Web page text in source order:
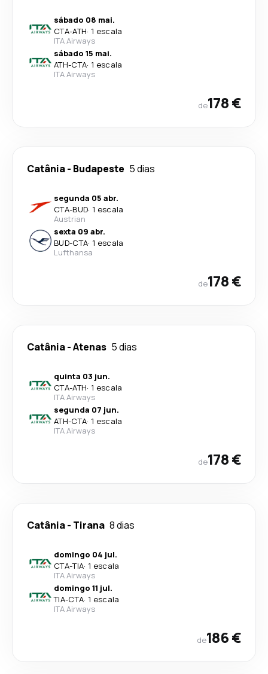
sábado 08 mai.
CTA-ATH· 1 escala
ITA Airways
sábado 15 mai.
ATH-CTA· 1 escala
ITA Airways
de178 €
Catânia- Budapeste 5 dias
segunda 05 abr.
CTA-BUD· 1 escala
Austrian
sexta 09 abr.
BUD-CTA· 1 escala
Lufthansa
de178 €
Catânia-Atenas 5 dias
quinta 03 jun.
CTA-ATH· 1 escala
ITA Airways
segunda 07 jun.
ATH-CTA· 1 escala
ITA Airways
de178 €
Catânia- Tirana 8 dias
domingo 04 jul.
CTA-TIA· 1 escala
ITA Airways
domingo 11 jul.
TIA-CTA· 1 escala
ITA Airways
de186 €